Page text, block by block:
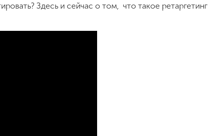
Здесь и сейчас о том, что такое ретаргетинг